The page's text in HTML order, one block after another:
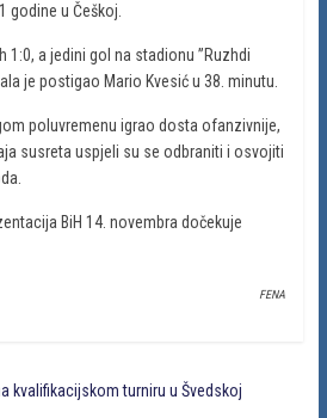
godine u Češkoj.
1:0, a jedini gol na stadionu ”Ruzhdi
je postigao Mario Kvesić u 38. minutu.
poluvremenu igrao dosta ofanzivnije,
susreta uspjeli su se odbraniti i osvojiti
BiH 14. novembra dočekuje
FENA
kvalifikacijskom turniru u Švedskoj